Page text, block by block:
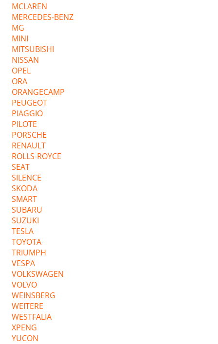
MCLAREN
MERCEDES-BENZ
MG
MINI
MITSUBISHI
NISSAN
OPEL
ORA
ORANGECAMP
PEUGEOT
PIAGGIO
PILOTE
PORSCHE
RENAULT
ROLLS-ROYCE
SEAT
SILENCE
SKODA
SMART
SUBARU
SUZUKI
TESLA
TOYOTA
TRIUMPH
VESPA
VOLKSWAGEN
VOLVO
WEINSBERG
WEITERE
WESTFALIA
XPENG
YUCON